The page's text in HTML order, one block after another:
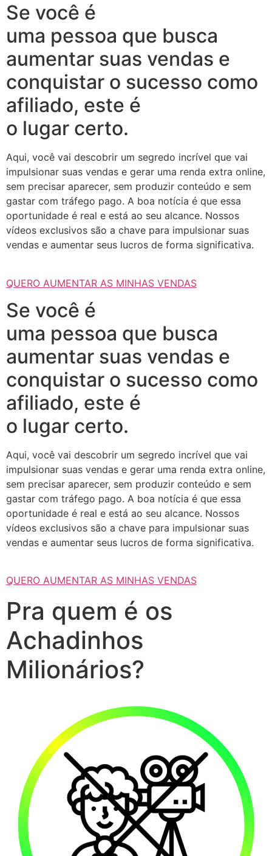
Se você é
uma pessoa que busca
aumentar suas vendas e
conquistar o sucesso como
afiliado, este é
o lugar certo.
Aqui, você vai descobrir um segredo incrível que vai
impulsionar suas vendas e gerar uma renda extra online,
sem precisar aparecer, sem produzir conteúdo e sem
gastar com tráfego pago. A boa notícia é que essa
oportunidade é real e está ao seu alcance. Nossos
vídeos exclusivos são a chave para impulsionar suas
vendas e aumentar seus lucros de forma significativa.
QUERO AUMENTAR AS MINHAS VENDAS
Se você é
uma pessoa que busca
aumentar suas vendas e
conquistar o sucesso como
afiliado, este é
o lugar certo.
Aqui, você vai descobrir um segredo incrível que vai
impulsionar suas vendas e gerar uma renda extra online,
sem precisar aparecer, sem produzir conteúdo e sem
gastar com tráfego pago. A boa notícia é que essa
oportunidade é real e está ao seu alcance. Nossos
vídeos exclusivos são a chave para impulsionar suas
vendas e aumentar seus lucros de forma significativa.
QUERO AUMENTAR AS MINHAS VENDAS
Pra quem é os
Achadinhos
Milionários?